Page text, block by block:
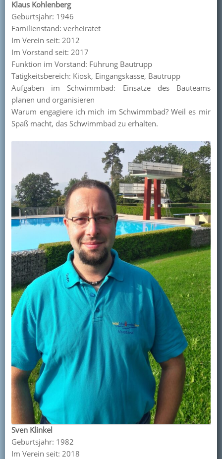
Klaus Kohlenberg
Geburtsjahr: 1946
Familienstand: verheiratet
Im Verein seit: 2012
Im Vorstand seit: 2017
Funktion im Vorstand: Führung Bautrupp
Tätigkeitsbereich: Kiosk, Eingangskasse, Bautrupp
Aufgaben im Schwimmbad: Einsätze des Bauteams
planen und organisieren
Warum engagiere ich mich im Schwimmbad? Weil es mir
Spaß macht, das Schwimmbad zu erhalten.
Sven Klinkel
Geburtsjahr: 1982
Im Verein seit: 2018